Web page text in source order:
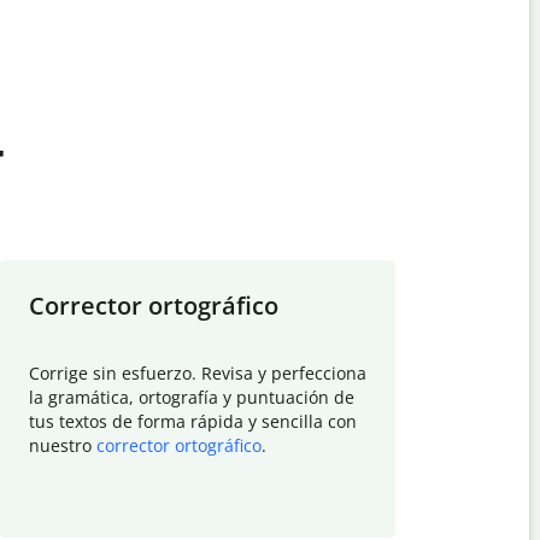
Corrector ortográfico
Corrige sin esfuerzo. Revisa y perfecciona
la gramática, ortografía y puntuación de
tus textos de forma rápida y sencilla con
nuestro corrector ortográfico.